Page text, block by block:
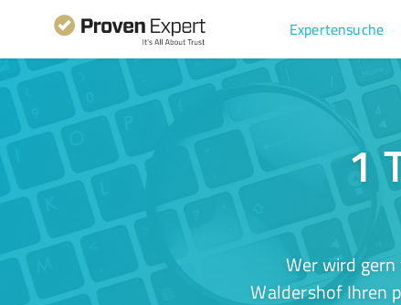
Expertensuche
1
Wer wird
Waldershof Ihren